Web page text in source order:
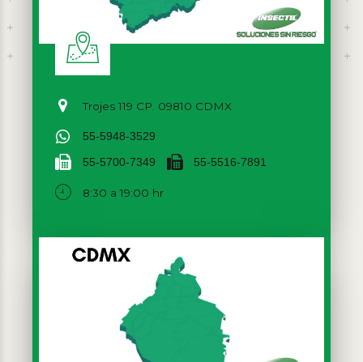
Trojes 119 CP. 09810 CDMX
55-5948-3529
55-5700-7349 55-5516-7891
8:30 a 19:00 hr